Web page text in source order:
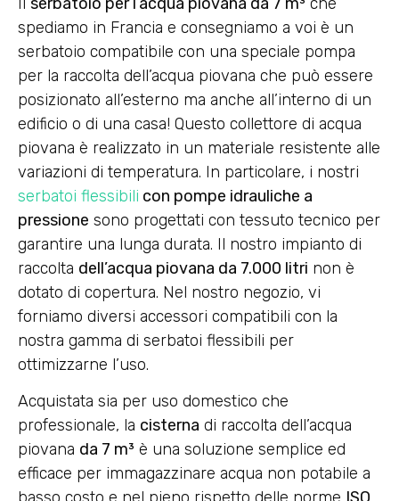
spediamo in Francia e consegniamo a voi è un
serbatoio compatibile con una speciale pompa
per la raccolta dell’acqua piovana che può essere
posizionato all’esterno ma anche all’interno di un
edificio o di una casa! Questo collettore di acqua
piovana è realizzato in un materiale resistente alle
variazioni di temperatura. In particolare, i nostri
serbatoi flessibili con pompe idrauliche a
pressione sono progettati con tessuto tecnico per
garantire una lunga durata. Il nostro impianto di
raccolta dell’acqua piovana da 7.000 litri non è
dotato di copertura. Nel nostro negozio, vi
forniamo diversi accessori compatibili con la
nostra gamma di serbatoi flessibili per
ottimizzarne l’uso.
Acquistata sia per uso domestico che
professionale, la cisterna di raccolta dell’acqua
piovana da 7 m³ è una soluzione semplice ed
efficace per immagazzinare acqua non potabile a